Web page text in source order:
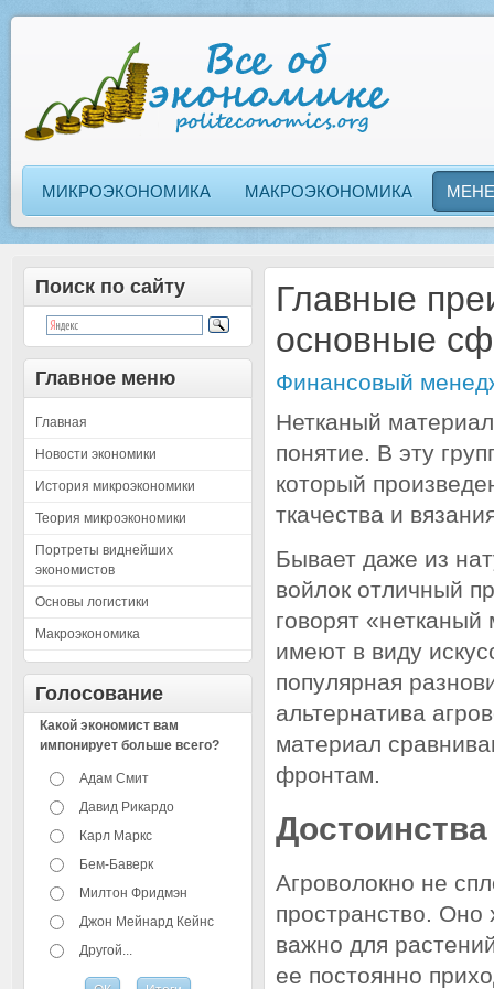
МИКРОЭКОНОМИКА МАКРОЭКОНОМИКА
Поиск по сайту
Главное меню
Главная
Новости экономики
История микроэкономики
Теория микроэкономики
Портреты виднейших
экономистов
Основы логистики
Макроэкономика
Голосование
Какой экономист вам
импонирует больше всего?
Адам Смит
Давид Рикардо
Карл Маркс
Бем-Баверк
Милтон Фридмэн
Джон Мейнард Кейнс
Другой...
Главные
основные
Финансовый
Нетканый
понятие. В эту
который
ткачества и
Бывает даже из
войлок отличный
говорят
имеют в виду
популярная
альтернатива
материал
фронтам.
Достоинства
Агроволокно не
пространство. Оно
важно для
ее постоянно